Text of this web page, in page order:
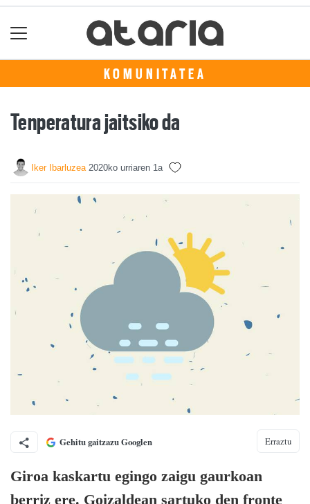
KOMUNITATEA
Tenperatura jaitsiko da
Iker Ibarluzea 2020ko urriaren 1a
Gehitu gaitzazu Googlen Erraztu
Giroa kaskartu egingo zaigu gaurkoan
berriz ere. Goizaldean sartuko den fronte